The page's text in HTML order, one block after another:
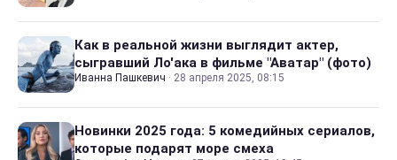
Как в реальной жизни выглядит актер,
сыгравший Ло'ака в фильме "Аватар" (фото)
Иванна Пашкевич · 28 апреля 2025, 08:15
Новинки 2025 года: 5 комедийных сериалов,
которые подарят море смеха